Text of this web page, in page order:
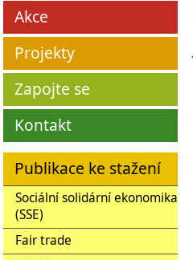
Akce
Projekty
Zapojte se
Kontakt
Publikace ke stažení
Sociální solidární ekonomika
(SSE)
Fair trade